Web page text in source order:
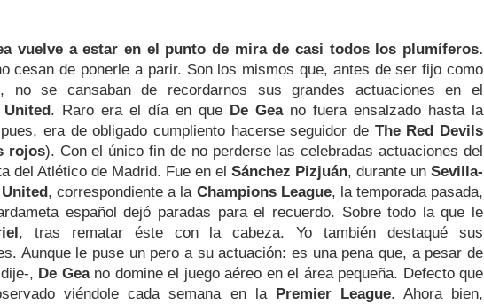
vuelve a estar en el punto de mira de casi todos los plumíferos.
cesan de ponerle a parir. Son los mismos que, antes de ser fijo como
no se cansaban de recordarnos sus grandes actuaciones en el
United. Raro era el día en que De Geano fuera ensalzado hasta la
era de obligado cumpliento hacerse seguidor de The Red Devils
rojos). Con el único fin de no perderse las celebradas actuaciones del
del Atlético de Madrid. Fue en el Sánchez Pizjuán, durante un Sevilla-
, correspondiente a la Champions League, la temporada pasada,
español dejó paradas para el recuerdo. Sobre todo la que le
, tras rematar éste con la cabeza. Yo también destaqué sus
Aunque le puse un pero a su actuación: es una pena que, a pesar de
, De Geano domine el juego aéreo en el área pequeña. Defecto que
viéndole cada semana en la Premier League. Ahora bien,